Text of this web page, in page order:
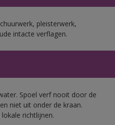
pleisterwerk,
intacte verflagen.
Spoel verf nooit door de
niet uit onder de kraan.
richtlijnen.